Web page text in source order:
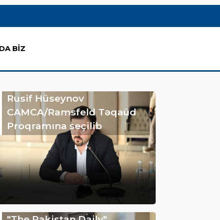
BİZ
Rusif Hüseynov
CAMCA/Ramsfeld Təqaüd
Proqramına seçilib